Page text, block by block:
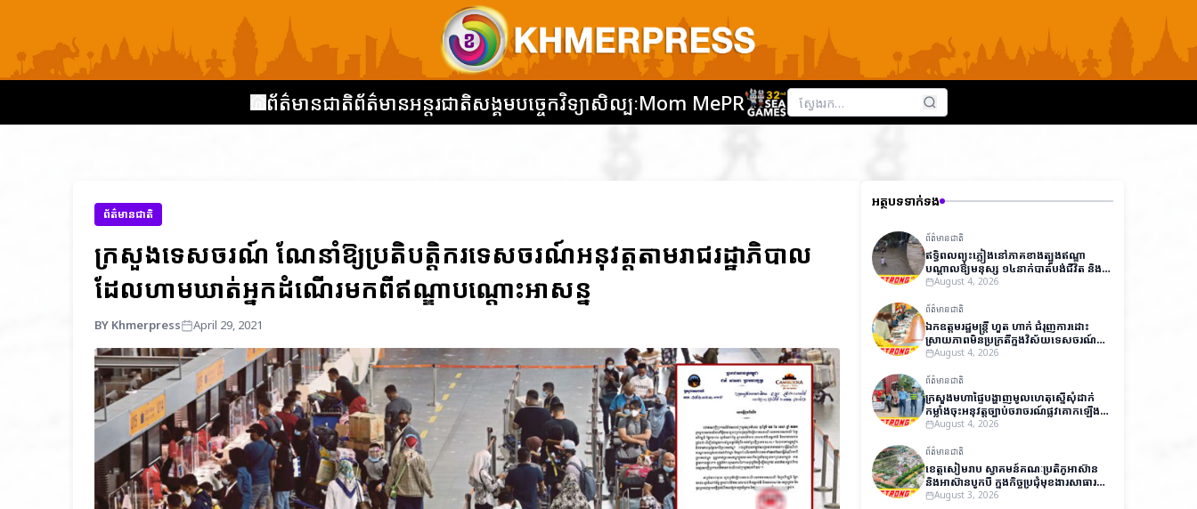
ព័ត៌មានជាតិព័ត៌មានអន្តរជាតិសង្គមបច្ចេកវិទ្យាសិល្បៈMom MePR
ព័ត៌មានជាតិ
ក្រសួងទេសចរណ៍ ណែនាំឱ្យប្រតិបត្តិករទេសចរណ៍អនុវត្តតាមរាជរដ្ឋាភិបាល
ដែលហាមឃាត់អ្នកដំណើរមកពីឥណ្ឌាបណ្ដោះអាសន្ន
BY Khmerpress April 29, 2021
អត្ថបទទាក់ទង
ព័ត៌មានជាតិ
ឥទ្ធិពលព្យុះភ្លៀងនៅភាគខាងត្បូងឥណ្ឌា
បណ្តាលឱ្យមនុស្ស ១៤នាក់បាត់បង់ជីវិត និង
ជាង ៧,០០០នាក់ត្រូវជម្លៀសខ្លួនជាបន្ទាន់
August 4, 2026
ព័ត៌មានជាតិ
ឯកឧត្តមរដ្ឋមន្ត្រី ហួត ហាក់ ជំរុញការដោះ
ស្រាយភាពមិនប្រក្រតីក្នុងវិស័យទេសចរណ៍
ដើម្បីលើកកម្ពស់ប្រសិទ្ធភាពការងារ និងការ
August 4, 2026
ព័ត៌មានជាតិ
ក្រសួងមហាផ្ទៃបង្ហាញមូលហេតុស្នើសុំដាក់
កម្លាំងចុះអនុវត្តច្បាប់ចរាចរណ៍ផ្លូវគោកឡើង
វិញAugust 4, 2026
ព័ត៌មានជាតិ
ខេត្តសៀមរាប ស្វាគមន៍គណៈប្រតិភូអាស៊ាន
និងអាស៊ានបូកបី ក្នុងកិច្ចប្រជុំមុខងារសាធារណៈ
និងវេទិកាស្តីពីអភិបាលកិច្ចល្អ
August 3, 2026